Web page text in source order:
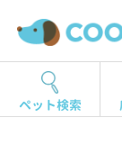
ペット検索